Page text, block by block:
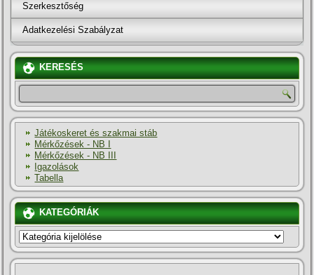
Szerkesztőség
Adatkezelési Szabályzat
KERESÉS
Játékoskeret és szakmai stáb
Mérkőzések - NB I
Mérkőzések - NB III
Igazolások
Tabella
KATEGÓRIÁK
KATEGÓRIÁK